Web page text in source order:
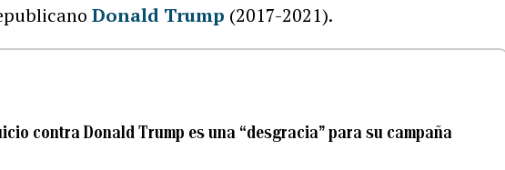
Donald Trump (2017-2021).
contra Donald Trump es una “desgracia” para su campaña